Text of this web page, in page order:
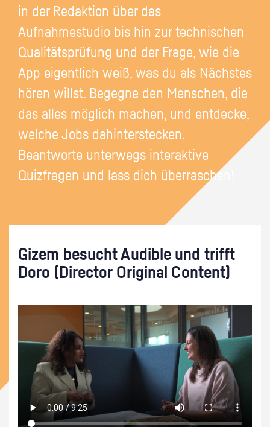
in der Redaktion über das
Aufnahmestudio bis hin zur technischen
Qualitätsprüfung und der Frage, wie die
App eigentlich weiß, was du als Nächstes
hören willst. Begegne den Menschen, die
das alles möglich machen, und entdecke,
welche Jobs dahinterstecken.
Beantworte unterwegs interaktive
Quizfragen und lass dich überraschen!
Gizem besucht Audible und trifft
Doro (Director Original Content)